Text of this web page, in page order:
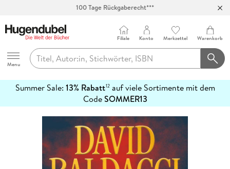
100 Tage Rückgaberecht***
Hugendubel
Menu
Filiale Konto Merkzettel Warenkorb
Summer Sale: 13% Rabatt12auf viele Sortimente mit dem
CodeSOMMER13
erfahren